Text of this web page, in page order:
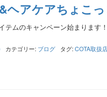
ヘアケアちょこ
テムのキャンペーン始まりま
カテゴリー: ブログ タグ:COTA取扱